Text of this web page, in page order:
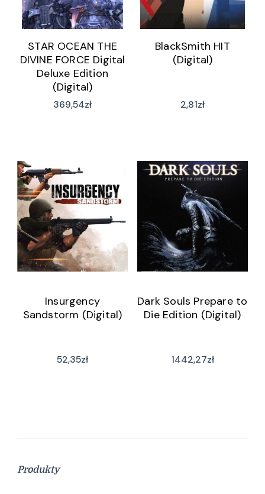
STAR OCEAN THE
DIVINE FORCE Digital
Deluxe Edition
(Digital)
369,54zł
BlackSmith HIT
(Digital)
2,81zł
Insurgency
Sandstorm (Digital)
52,35zł
Dark Souls Prepare to
Die Edition (Digital)
1442,27zł
Produkty